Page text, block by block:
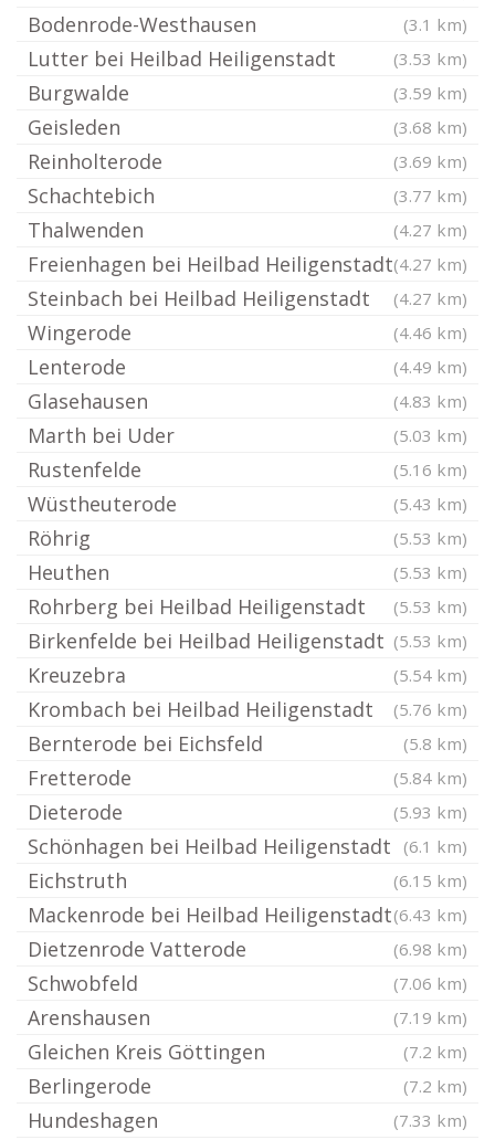
Bodenrode-Westhausen (3.1 km)
Lutter bei Heilbad Heiligenstadt (3.53 km)
Burgwalde (3.59 km)
Geisleden (3.68 km)
Reinholterode (3.69 km)
Schachtebich (3.77 km)
Thalwenden (4.27 km)
Freienhagen bei Heilbad Heiligenstadt(4.27 km)
Steinbach bei Heilbad Heiligenstadt (4.27 km)
Wingerode (4.46 km)
Lenterode (4.49 km)
Glasehausen (4.83 km)
Marth bei Uder (5.03 km)
Rustenfelde (5.16 km)
Wüstheuterode (5.43 km)
Röhrig (5.53 km)
Heuthen (5.53 km)
Rohrberg bei Heilbad Heiligenstadt (5.53 km)
Birkenfelde bei Heilbad Heiligenstadt (5.53 km)
Kreuzebra (5.54 km)
Krombach bei Heilbad Heiligenstadt (5.76 km)
Bernterode bei Eichsfeld (5.8 km)
Fretterode (5.84 km)
Dieterode (5.93 km)
Schönhagen bei Heilbad Heiligenstadt (6.1 km)
Eichstruth (6.15 km)
Mackenrode bei Heilbad Heiligenstadt(6.43 km)
Dietzenrode Vatterode (6.98 km)
Schwobfeld (7.06 km)
Arenshausen (7.19 km)
Gleichen Kreis Göttingen (7.2 km)
Berlingerode (7.2 km)
Hundeshagen (7.33 km)